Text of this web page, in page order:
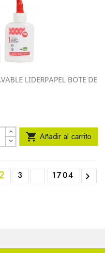
LIDERPAPEL BOTE DE
 Añadir al carrito
3 1704 